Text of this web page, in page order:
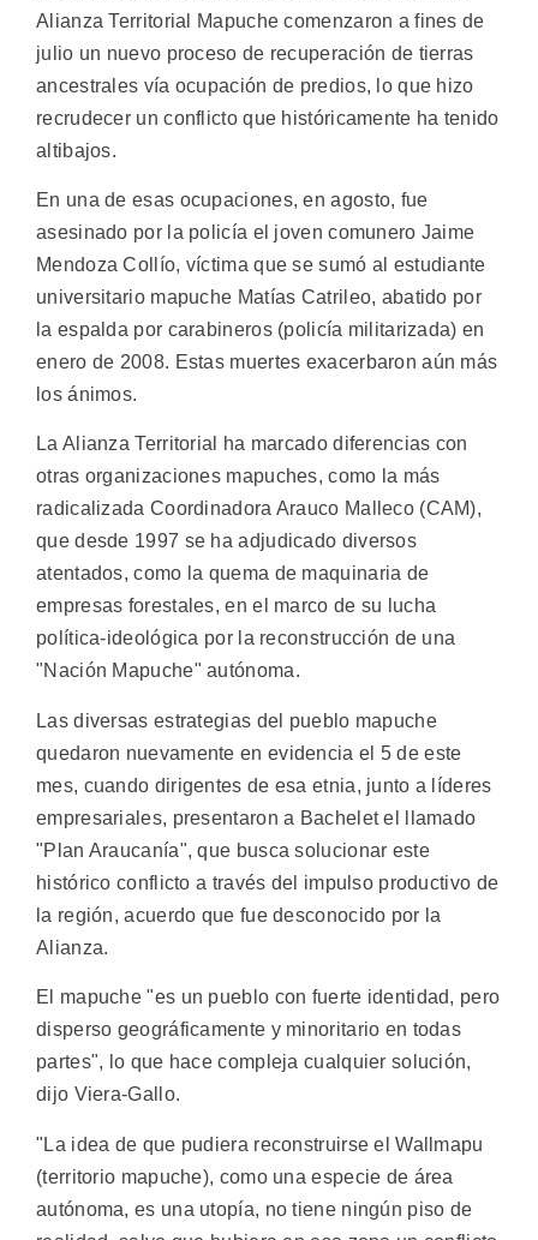
Alianza Territorial Mapuche comenzaron a fines de
julio un nuevo proceso de recuperación de tierras
ancestrales vía ocupación de predios, lo que hizo
recrudecer un conflicto que históricamente ha tenido
altibajos.
En una de esas ocupaciones, en agosto, fue
asesinado por la policía el joven comunero Jaime
Mendoza Collío, víctima que se sumó al estudiante
universitario mapuche Matías Catrileo, abatido por
la espalda por carabineros (policía militarizada) en
enero de 2008. Estas muertes exacerbaron aún más
los ánimos.
La Alianza Territorial ha marcado diferencias con
otras organizaciones mapuches, como la más
radicalizada Coordinadora Arauco Malleco (CAM),
que desde 1997 se ha adjudicado diversos
atentados, como la quema de maquinaria de
empresas forestales, en el marco de su lucha
política-ideológica por la reconstrucción de una
"Nación Mapuche" autónoma.
Las diversas estrategias del pueblo mapuche
quedaron nuevamente en evidencia el 5 de este
mes, cuando dirigentes de esa etnia, junto a líderes
empresariales, presentaron a Bachelet el llamado
"Plan Araucanía", que busca solucionar este
histórico conflicto a través del impulso productivo de
la región, acuerdo que fue desconocido por la
Alianza.
El mapuche "es un pueblo con fuerte identidad, pero
disperso geográficamente y minoritario en todas
partes", lo que hace compleja cualquier solución,
dijo Viera-Gallo.
"La idea de que pudiera reconstruirse el Wallmapu
(territorio mapuche), como una especie de área
autónoma, es una utopía, no tiene ningún piso de